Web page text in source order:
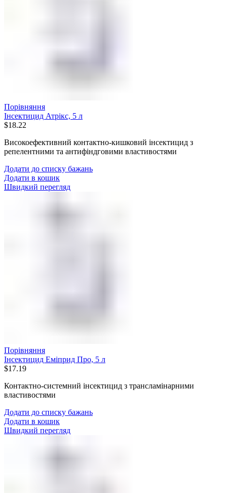
Порівняння
Інсектицид Атрікс, 5 л
$18.22
Високоефективний контактно-кишковий інсектицид з
репелентними та антифіндговими властивостями
Додати до списку бажань
Додати в кошик
Швидкий перегляд
Порівняння
Інсектицид Еміприд Про, 5 л
$17.19
Контактно-системний інсектицид з трансламінарними
властивостями
Додати до списку бажань
Додати в кошик
Швидкий перегляд